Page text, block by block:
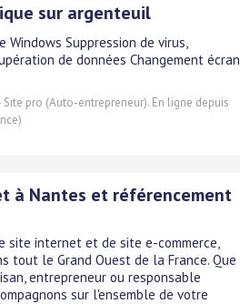
sur argenteuil
Suppression de virus,
de données Changement écran
Site pro (Auto-entrepreneur). En ligne depuis
à Nantes et référencement
site internet et de site e-commerce,
tout le Grand Ouest de la France. Que
entrepreneur ou responsable
sur l'ensemble de votre